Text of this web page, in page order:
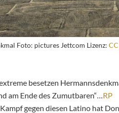
Foto: pictures Jettcom Lizenz:
besetzen
am Ende des Zumutbaren“… RP
gegen diesen Latino hat